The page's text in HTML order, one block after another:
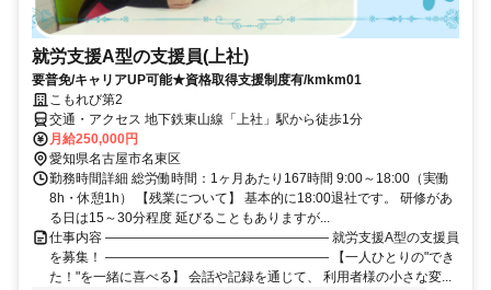
就労支援A型の支援員(上社)
要普免/キャリアUP可能★資格取得支援制度有/kmkm01
こもれび第2
交通・アクセス 地下鉄東山線「上社」駅から徒歩1分
月給250,000円
愛知県名古屋市名東区
勤務時間詳細 総労働時間：1ヶ月あたり167時間 9:00～18:00（実働
8h・休憩1h） 【残業について】 基本的に18:00退社です。 研修があ
る日は15～30分程度 延びることもありますが...
仕事内容 ――――――――――――――――― 就労支援A型の支援員
を募集！ ――――――――――――――――― 【一人ひとりの"でき
た！"を一緒に喜べる】 会話や記録を通じて、 利用者様の小さな変...